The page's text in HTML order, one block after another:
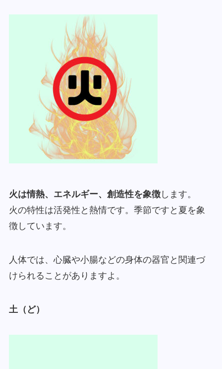
火は情熱、エネルギー、創造性を象徴します。
火の特性は活発性と熱情です。季節ですと夏を象
徴しています。
人体では、心臓や小腸などの身体の器官と関連づ
けられることがありますよ。
土（ど）